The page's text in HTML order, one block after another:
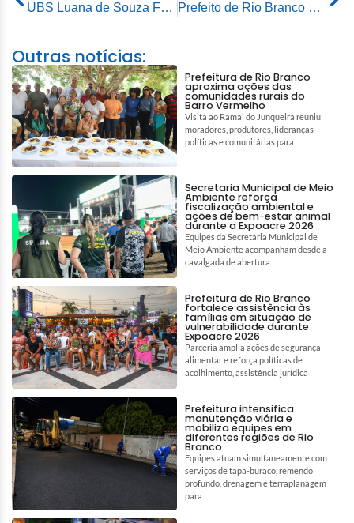
UBS Luana de Souza Freitas celebra Dia das Mães com ações de promoção à saúde
Prefeito de Rio Branco participa de seminário regional para debater políticas de alfabetização
Outras notícias:
Prefeitura de Rio Branco
aproxima ações das
comunidades rurais do
Barro Vermelho
Visita ao Ramal do Junqueira reuniu
moradores, produtores, lideranças
políticas e comunitárias para
Secretaria Municipal de Meio
Ambiente reforça
fiscalização ambiental e
ações de bem-estar animal
durante a Expoacre 2026
Equipes da Secretaria Municipal de
Meio Ambiente acompanham desde a
cavalgada de abertura
Prefeitura de Rio Branco
fortalece assistência às
famílias em situação de
vulnerabilidade durante
Expoacre 2026
Parceria amplia ações de segurança
alimentar e reforça políticas de
acolhimento, assistência jurídica
Prefeitura intensifica
manutenção viária e
mobiliza equipes em
diferentes regiões de Rio
Branco
Equipes atuam simultaneamente com
serviços de tapa-buraco, remendo
profundo, drenagem e terraplanagem
para